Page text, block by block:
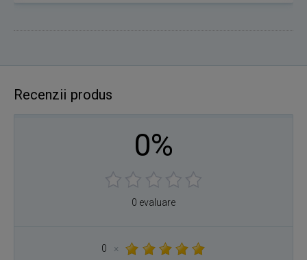
Recenzii produs
0%
0 evaluare
0
×